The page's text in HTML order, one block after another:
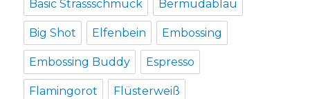
Basic Strassschmuck Bermudablau
Big Shot Elfenbein Embossing
Embossing Buddy Espresso
Flamingorot Flüsterweiß